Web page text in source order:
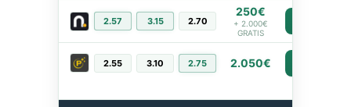
2.57 3.15 2.70
250€
+ 2.000€
GRATIS
2.55 3.10 2.75 2.050€